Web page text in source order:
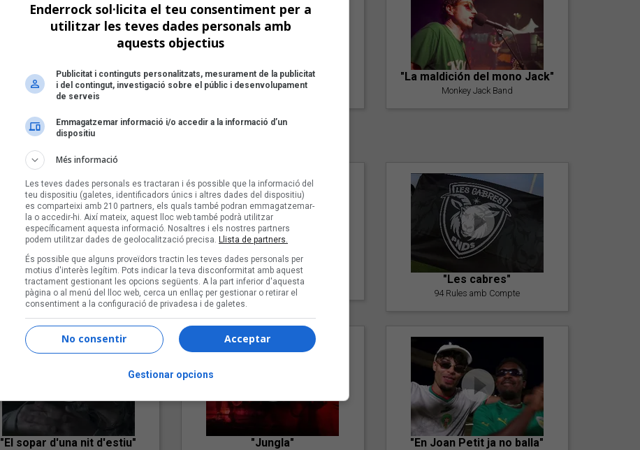
"Amb tu"
"Postlude To A Kiss"
Goran Levi
"La maldición del mono Jack"
Monkey Jack Band
"Lo bueno y lo malo"
Carmen y María
"Posidònia"
Pep Álvarez amb Joan Muntaner
(Xanguito)
"Les cabres"
94 Rules amb Compte
"El sopar d'una nit d'estiu" "Jungla" "En Joan Petit ja no balla"
Enderrock sol·licita el teu consentiment per a
utilitzar les teves dades personals amb
aquests objectius
Publicitat i continguts personalitzats, mesurament de la publicitat
i del contingut, investigació sobre el públic i desenvolupament
de serveis
Emmagatzemar informació i/o accedir a la informació d’un
dispositiu
Més informació
Les teves dades personals es tractaran i és possible que la informació del
teu dispositiu (galetes, identificadors únics i altres dades del dispositiu)
es comparteixi amb 210 partners, els quals també podran emmagatzemar-
la o accedir-hi. Així mateix, aquest lloc web també podrà utilitzar
específicament aquesta informació. Nosaltres i els nostres partners
podem utilitzar dades de geolocalització precisa. Llista de partners.
És possible que alguns proveïdors tractin les teves dades personals per
motius d'interès legítim. Pots indicar la teva disconformitat amb aquest
tractament gestionant les opcions següents. A la part inferior d'aquesta
pàgina o al menú del lloc web, cerca un enllaç per gestionar o retirar el
consentiment a la configuració de privadesa i de galetes.
Acceptar
No consentir
Gestionar opcions